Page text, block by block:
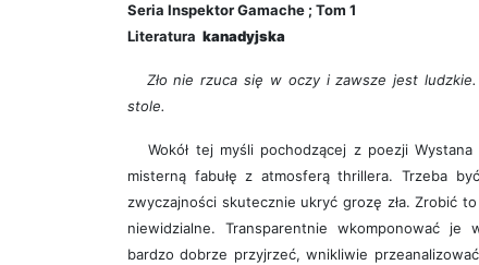
Seria Inspektor Gamache ; Tom 1
Literatura kanadyjska
Zło nie rzuca się w oczy i zawsze jest
stole.
Wokół tej myśli pochodzącej z poezji Wystana
misterną fabułę z atmosferą thrillera. Trzeba
zwyczajności skutecznie ukryć grozę zła. Zrobić
niewidzialne. Transparentnie wkomponować
bardzo dobrze przyjrzeć, wnikliwie